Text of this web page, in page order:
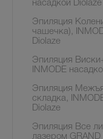
насадкой Diolaze
Эпиляция
чашечка),
Diolaze
Эпиляция
INMODE
Эпиляция
складка,
Diolaze
Эпиляция Все
лазером GRAND